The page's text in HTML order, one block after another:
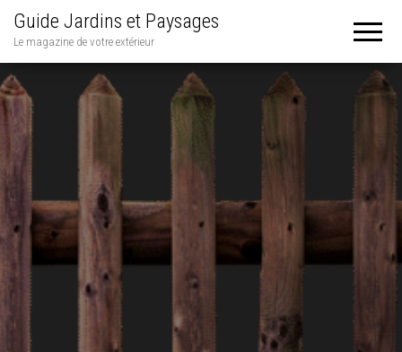
Guide Jardins et Paysages
Le magazine de votre extérieur